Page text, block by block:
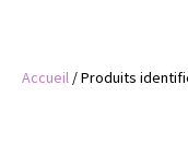
Accueil / Produits